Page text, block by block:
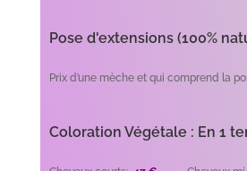
Pose d'extensions (100%
Prix d’une mèche et qui comprend la
Coloration Végétale : En 1